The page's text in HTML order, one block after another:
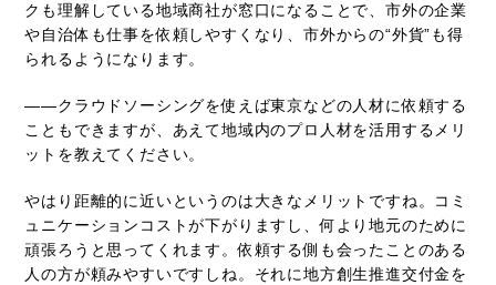
クも理解している地域商社が窓口になることで、市外の企業
や自治体も仕事を依頼しやすくなり、市外からの“外貨”も得
られるようになります。
――クラウドソーシングを使えば東京などの人材に依頼する
こともできますが、あえて地域内のプロ人材を活用するメリ
ットを教えてください。
やはり距離的に近いというのは大きなメリットですね。コミ
ュニケーションコストが下がりますし、何より地元のために
頑張ろうと思ってくれます。依頼する側も会ったことのある
人の方が頼みやすいですしね。それに地方創生推進交付金を